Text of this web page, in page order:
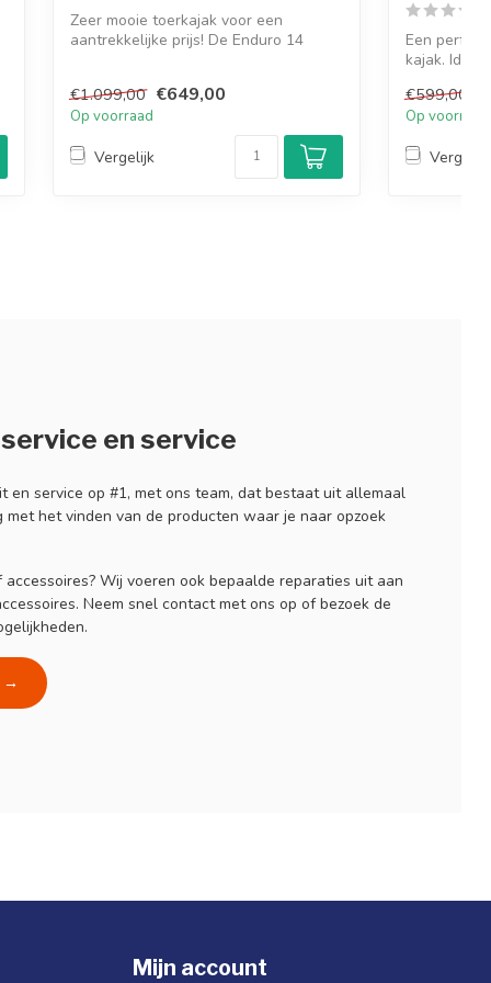
Zeer mooie toerkajak voor een
aantrekkelijke prijs! De Enduro 14
€1.099,00 €649,00
Op voorraad
Vergelijk
Een
kajak.
€599,00
Op voorraad
Vergelijk
en service
en service op #1, met ons team, dat bestaat uit allemaal
het vinden van de producten waar je naar opzoek
Wij voeren ook bepaalde reparaties uit aan
Neem snel contact met ons op of bezoek de
→
Mijn account